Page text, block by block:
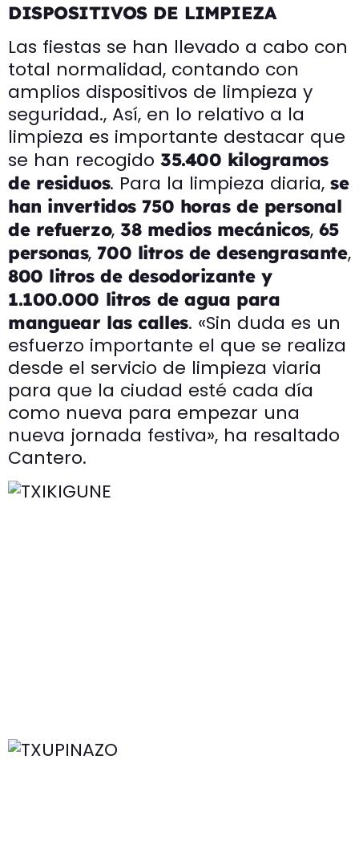
DISPOSITIVOS DE LIMPIEZA
Las fiestas se han llevado a cabo con
total normalidad, contando con
amplios dispositivos de limpieza y
seguridad., Así, en lo relativo a la
limpieza es importante destacar que
se han recogido 35.400 kilogramos
de residuos. Para la limpieza diaria,se
han invertidos 750 horas de personal
de refuerzo,38 medios mecánicos, 65
personas,700 litros de desengrasante,
800 litros de desodorizante y
1.100.000 litros de agua para
manguear las calles. «Sin duda es un
esfuerzo importante el que se realiza
desde el servicio de limpieza viaria
para que la ciudad esté cada día
como nueva para empezar una
nueva jornada festiva», ha resaltado
Cantero.